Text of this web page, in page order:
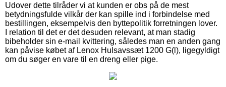
Udover dette tilråder vi at kunden er obs på de mest
betydningsfulde vilkår der kan spille ind i forbindelse med
bestillingen, eksempelvis den byttepolitik forretningen lover.
I relation til det er det desuden relevant, at man stadig
bibeholder sin e-mail kvittering, således man en anden gang
kan påvise købet af Lenox Hulsavssæt 1200 G(l), ligegyldigt
om du søger en vare til en dreng eller pige.